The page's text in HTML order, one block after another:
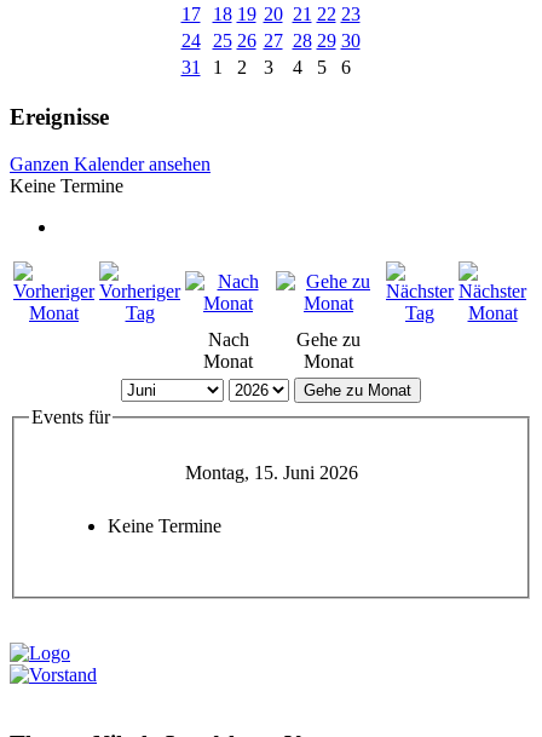
17
18 19 20 21 22 23
24
25 26 27 28 29 30
31
1 2 3 4 5 6
Ereignisse
Ganzen Kalender ansehen
Keine Termine
Nach
Monat
Gehe zu
Monat
Gehe zu Monat
Events für
Montag, 15. Juni 2026
Keine Termine